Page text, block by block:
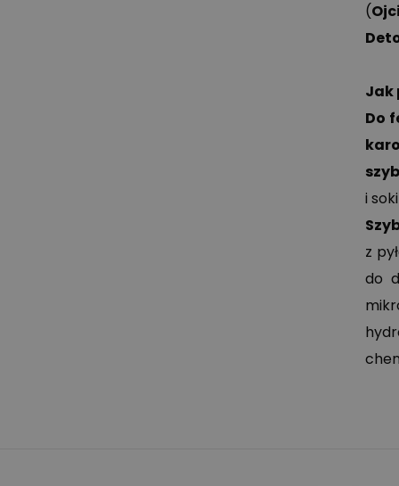
(
Jak
Do
i
z
do